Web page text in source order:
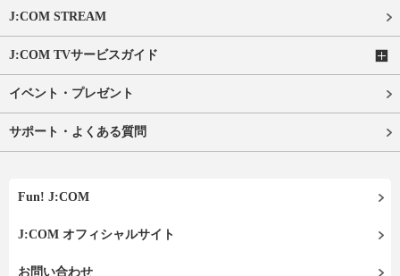
J:COM STREAM
J:COM TVサービスガイド
イベント・プレゼント
サポート・よくある質問
Fun! J:COM
J:COM オフィシャルサイト
お問い合わせ